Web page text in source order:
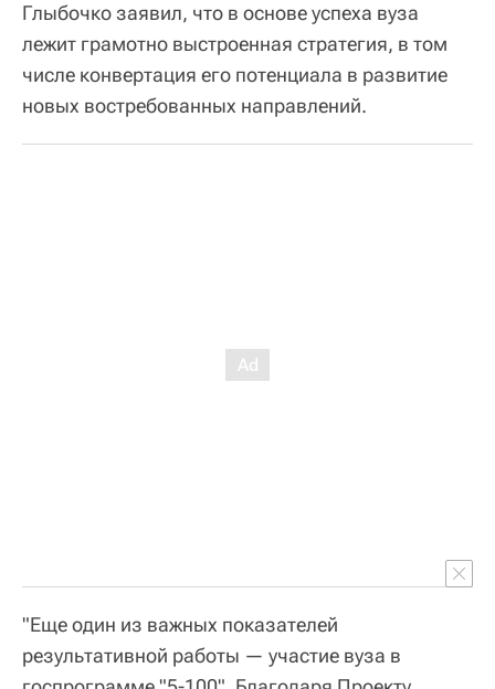
Глыбочко заявил, что в основе успеха вуза
лежит грамотно выстроенная стратегия, в том
числе конвертация его потенциала в развитие
новых востребованных направлений.
"Еще один из важных показателей
результативной работы — участие вуза в